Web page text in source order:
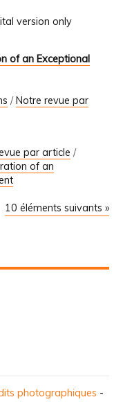
version only
of an Exceptional
/ Notre revue par
par article /
of an
10 éléments suivants »
photographiques -